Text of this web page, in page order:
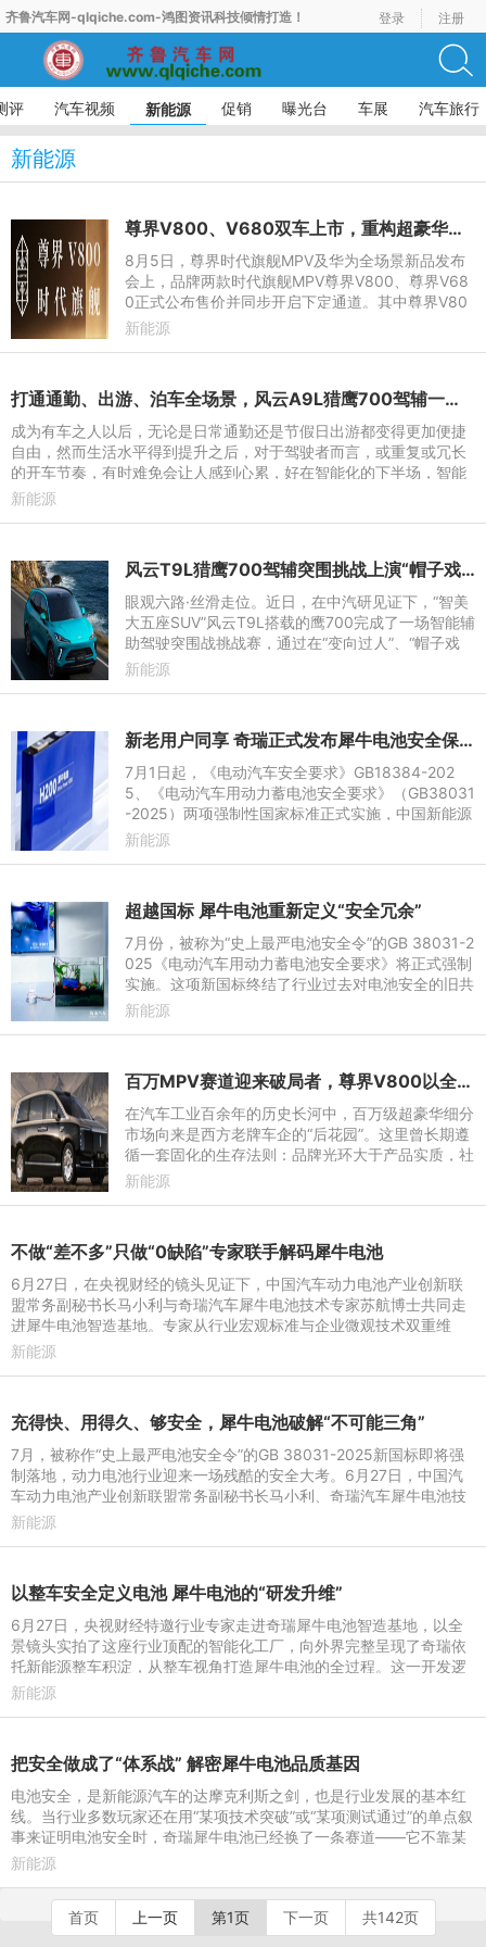
齐鲁汽车网-qlqiche.com-鸿图资讯科技倾情打造！ 登录 注册
评 汽车视频 新能源 促销 曝光台 车展 汽车旅行
新能源
尊界V800、V680双车上市，重构超豪华MPV市场新格局
8月5日，尊界时代旗舰MPV及华为全场景新品发布
会上，品牌两款时代旗舰MPV尊界V800、尊界V68
0正式公布售价并同步开启下定通道。其中尊界V80
0划分三大配置版本，指导价76.6万-101.6万元；定
新能源
打通通勤、出游、泊车全场景，风云A9L猎鹰700驾辅一键告别疲惫
成为有车之人以后，无论是日常通勤还是节假日出游都变得更加便捷
自由，然而生活水平得到提升之后，对于驾驶者而言，或重复或冗长
的开车节奏，有时难免会让人感到心累，好在智能化的下半场，智能
辅助驾驶技术成为了驾
新能源
风云T9L猎鹰700驾辅突围挑战上演“帽子戏法”，再获中汽研权威认证
眼观六路·丝滑走位。近日，在中汽研见证下，“智美
大五座SUV”风云T9L搭载的鹰700完成了一场智能辅
助驾驶突围战挑战赛，通过在“变向过人”、“帽子戏
法”“临门一脚”三大测试项目中一镜到底、丝滑避险的
新能源
新老用户同享 奇瑞正式发布犀牛电池安全保障计划
7月1日起，《电动汽车安全要求》GB18384-202
5、《电动汽车用动力蓄电池安全要求》（GB38031
-2025）两项强制性国家标准正式实施，中国新能源
汽车电池安全迎来“史上最严”政策新规。依托28年新
新能源
超越国标 犀牛电池重新定义“安全冗余”
7月份，被称为“史上最严电池安全令”的GB 38031-2
025《电动汽车用动力蓄电池安全要求》将正式强制
实施。这项新国标终结了行业过去对电池安全的旧共
识——从“热失控后争取5分钟逃生时间”，一步跃迁
新能源
百万MPV赛道迎来破局者，尊界V800以全栈实力重写MPV价值标尺
在汽车工业百余年的历史长河中，百万级超豪华细分
市场向来是西方老牌车企的“后花园”。这里曾长期遵
循一套固化的生存法则：品牌光环大于产品实质，社
交属性凌驾于技术迭代，“加价提车”甚至被默认为一
新能源
不做“差不多”只做“0缺陷”专家联手解码犀牛电池
6月27日，在央视财经的镜头见证下，中国汽车动力电池产业创新联
盟常务副秘书长马小利与奇瑞汽车犀牛电池技术专家苏航博士共同走
进犀牛电池智造基地。专家从行业宏观标准与企业微观技术双重维
度，全景解码这座行业顶配
新能源
充得快、用得久、够安全，犀牛电池破解“不可能三角”
7月，被称作“史上最严电池安全令”的GB 38031-2025新国标即将强
制落地，动力电池行业迎来一场残酷的安全大考。6月27日，中国汽
车动力电池产业创新联盟常务副秘书长马小利、奇瑞汽车犀牛电池技
术专家苏航博士深入探访
新能源
以整车安全定义电池 犀牛电池的“研发升维”
6月27日，央视财经特邀行业专家走进奇瑞犀牛电池智造基地，以全
景镜头实拍了这座行业顶配的智能化工厂，向外界完整呈现了奇瑞依
托新能源整车积淀，从整车视角打造犀牛电池的全过程。这一开发逻
辑，将电池安全从单一的
新能源
把安全做成了“体系战” 解密犀牛电池品质基因
电池安全，是新能源汽车的达摩克利斯之剑，也是行业发展的基本红
线。当行业多数玩家还在用“某项技术突破”或“某项测试通过”的单点叙
事来证明电池安全时，奇瑞犀牛电池已经换了一条赛道——它不靠某
一项技术“堵漏
新能源
首页 上一页 第1页 下一页 共142页